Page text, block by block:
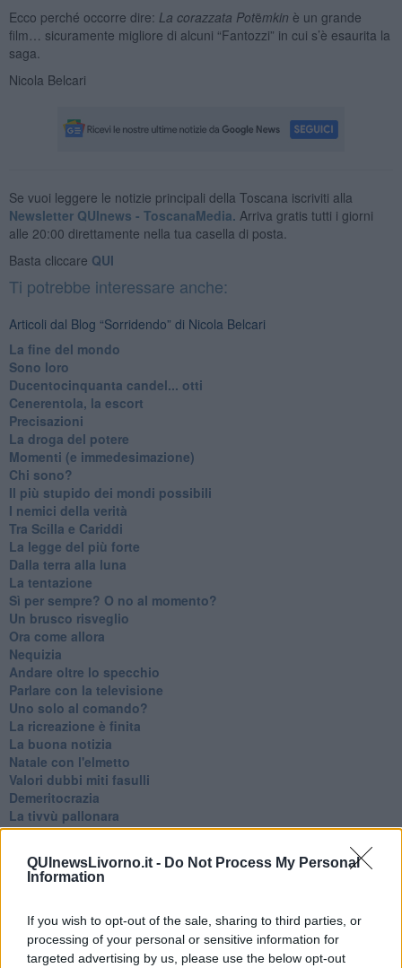
QUInewsLivorno.it - Do Not Process My Personal
Information
If you wish to opt-out of the sale, sharing to third parties, or
processing of your personal or sensitive information for
targeted advertising by us, please use the below opt-out
Ecco perché occorre dire: La corazzata Potëmkin è un grande
film… sicuramente migliore di alcuni “Fantozzi” in cui s’è esaurita la
saga.
Nicola Belcari
Se vuoi leggere le notizie principali della Toscana iscriviti alla
Newsletter QUInews - ToscanaMedia. Arriva gratis tutti i giorni
alle 20:00 direttamente nella tua casella di posta.
Basta cliccare QUI
Ti potrebbe interessare anche:
Articoli dal Blog “Sorridendo” di Nicola Belcari
La fine del mondo
Sono loro
Ducentocinquanta candel... otti
Cenerentola, la escort
Precisazioni
La droga del potere
Momenti (e immedesimazione)
Chi sono?
Il più stupido dei mondi possibili
I nemici della verità
Tra Scilla e Cariddi
La legge del più forte
Dalla terra alla luna
La tentazione
​Sì per sempre? O no al momento?
Un brusco risveglio
Ora come allora
Nequizia
Andare oltre lo specchio
Parlare con la televisione
Uno solo al comando?
La ricreazione è finita
La buona notizia
Natale con l'elmetto
Valori dubbi miti fasulli
Demeritocrazia
La tivvù pallonara
Halloween
Facile profezia
Il terzo compito
Fu vera gloria?
La guerricciola delle due rose
La truffa all'anziano